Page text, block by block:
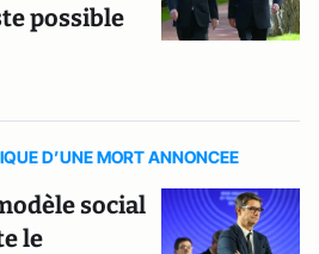
possible
D’UNE MORT ANNONCEE
social
le